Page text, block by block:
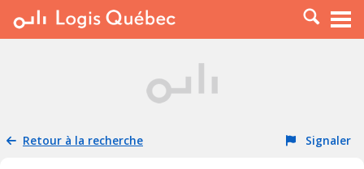
À LOUER
PLACER UNE ANNONCE
RESSOURCES
Retour à la recherche Signaler